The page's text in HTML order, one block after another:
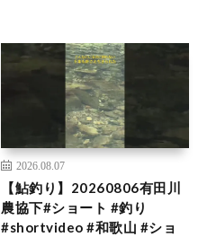
2026.08.07
【鮎釣り】20260806有田川
農協下#ショート #釣り
#shortvideo #和歌山 #ショ